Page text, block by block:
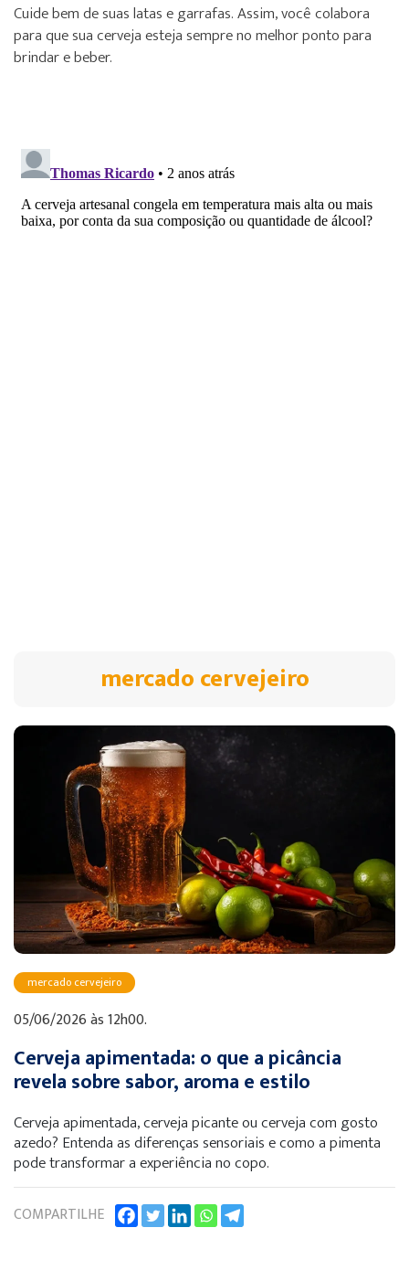
Cuide bem de suas latas e garrafas. Assim, você colabora
para que sua cerveja esteja sempre no melhor ponto para
brindar e beber.
mercado cervejeiro
mercado cervejeiro
05/06/2026 às 12h00.
Cerveja apimentada: o que a picância
revela sobre sabor, aroma e estilo
Cerveja apimentada, cerveja picante ou cerveja com gosto
azedo? Entenda as diferenças sensoriais e como a pimenta
pode transformar a experiência no copo.
COMPARTILHE